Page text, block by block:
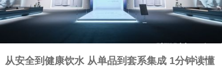
从安全到健康饮水 从单品到套系集成 1分钟读懂